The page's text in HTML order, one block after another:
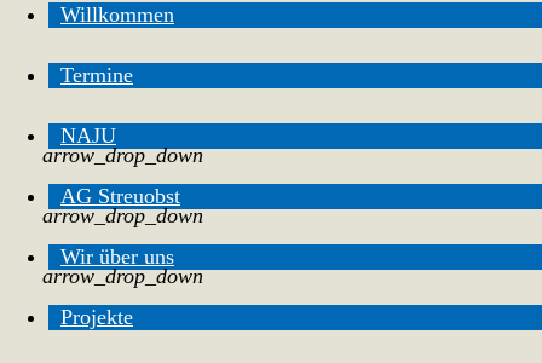
Willkommen
Termine
NAJU
AG Streuobst
arrow_drop_down
Wir über uns
arrow_drop_down
Projekte
arrow_drop_down